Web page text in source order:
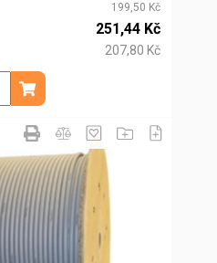
199,50 Kč
251,44 Kč
207,80 Kč
kg
Přidat do košíku